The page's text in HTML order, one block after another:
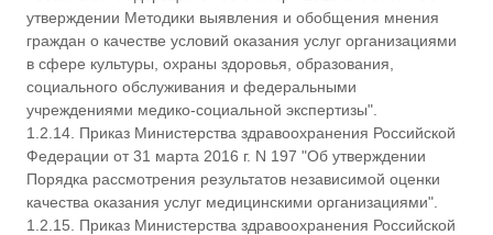
утверждении Методики выявления и обобщения мнения
граждан о качестве условий оказания услуг организациями
в сфере культуры, охраны здоровья, образования,
социального обслуживания и федеральными
учреждениями медико-социальной экспертизы".
1.2.14. Приказ Министерства здравоохранения Российской
Федерации от 31 марта 2016 г. N 197 "Об утверждении
Порядка рассмотрения результатов независимой оценки
качества оказания услуг медицинскими организациями".
1.2.15. Приказ Министерства здравоохранения Российской